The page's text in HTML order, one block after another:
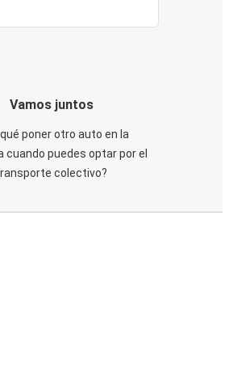
Vamos juntos
poner otro auto en la
cuando puedes optar por el
colectivo?